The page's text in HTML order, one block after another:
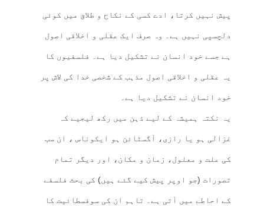
پیش نہیں کرتا، ادے کسی کے نکاح و طلاق میں کوئی
دلچسپی نہیں ہے۔ وہ صرف ایک عقلی و اخلاقی اصول
ہے جسے خود انسان نے تشکیل دیا ہے۔ فلسفیوں کا
یہ عقلی و اخلاقی اصول مذہب کے شخصی خدا کی لاش پر
خود انسان نے تشکیل دیا ہے۔
یہ نکتہ ہمیشہ کے لیے ذہن میں رکھ لیجیے کہ
غزالی ہو یا رازی، آگسٹائن ہو ایکوناس ، ان سب
کی علت و معلول، زمان و مکان، اور دیگر تمام
تصورات (جو اوپر پیش کیے گئے ہیں) کی بحث فلسفے
کے احاطے میں آتی ہے۔ تاہم ان کی سوفسطائیت کا